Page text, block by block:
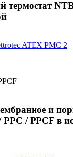
термостат
и
/ PPCF в